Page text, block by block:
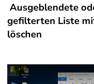
Ausgeblendete
gefilterten Liste
löschen